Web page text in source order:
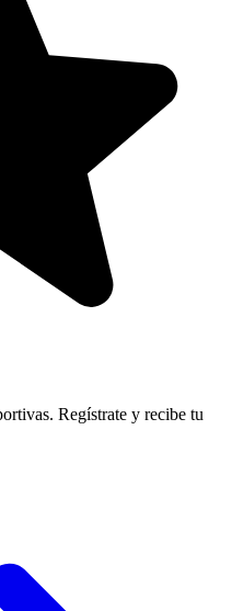
Regístrate y recibe tu